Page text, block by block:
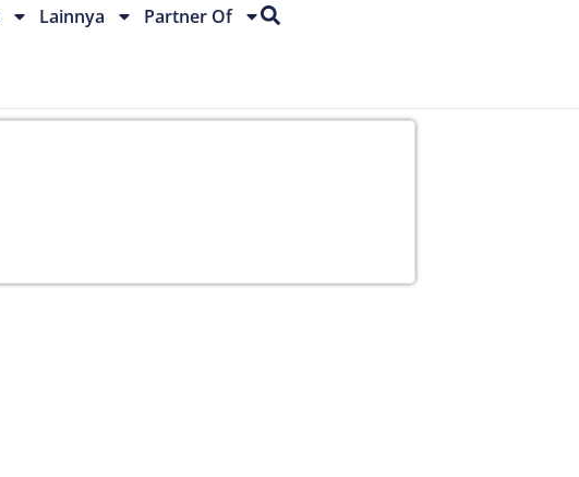
Lainnya Partner Of